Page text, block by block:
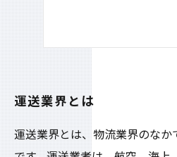
運送業界とは
運送業界とは、物流業界のなか